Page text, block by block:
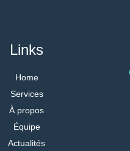
Links
Home
Services
À propos
Équipe
Actualités